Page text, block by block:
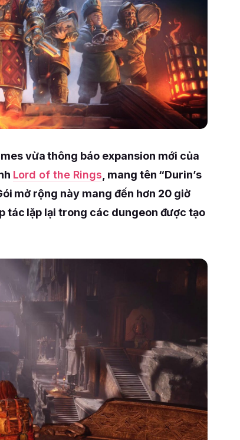
vừa thông báo expansion mới của
Lord of the Rings , mang tên “Durin’s
mở rộng này mang đến hơn 20 giờ
tác lặp lại trong các dungeon được tạo